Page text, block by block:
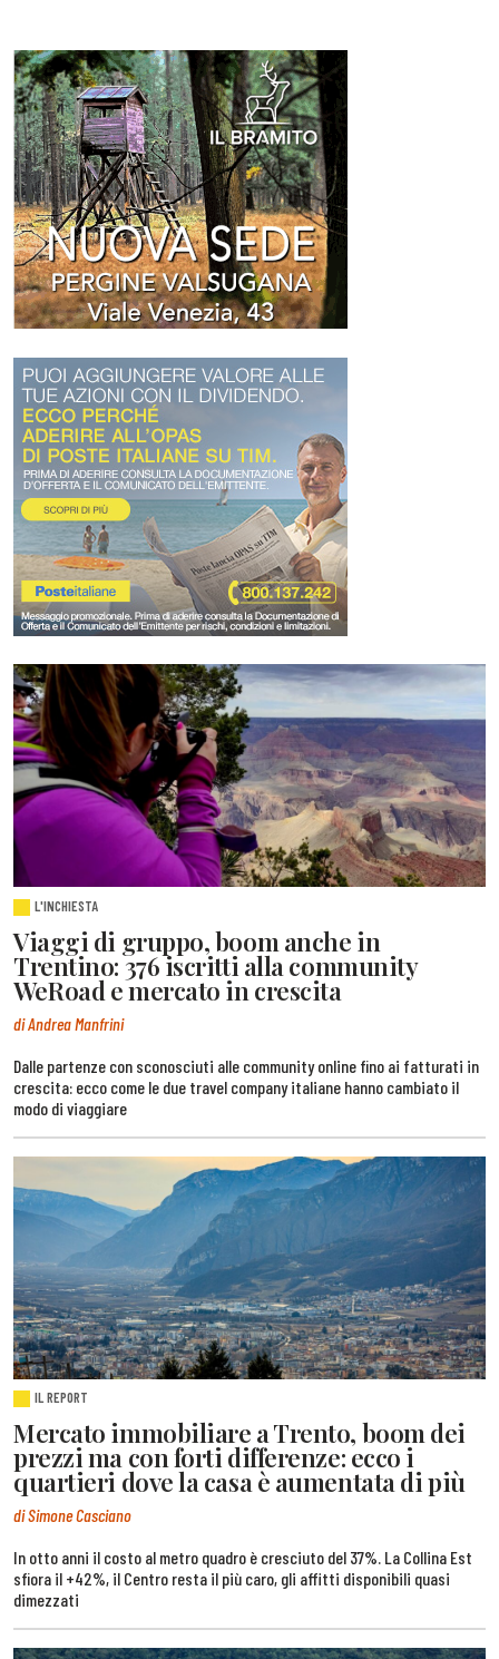
L'INCHIESTA
Viaggi di gruppo, boom anche in
Trentino: 376 iscritti alla community
WeRoad e mercato in crescita
di Andrea Manfrini
Dalle partenze con sconosciuti alle community online fino ai fatturati in
crescita: ecco come le due travel company italiane hanno cambiato il
modo di viaggiare
IL REPORT
Mercato immobiliare a Trento, boom dei
prezzi ma con forti differenze: ecco i
quartieri dove la casa è aumentata di più
di Simone Casciano
In otto anni il costo al metro quadro è cresciuto del 37%. La Collina Est
sfiora il +42%, il Centro resta il più caro, gli affitti disponibili quasi
dimezzati